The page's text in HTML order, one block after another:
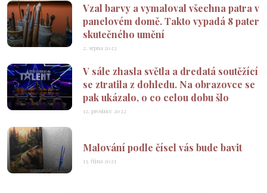
Vzal barvy a vymaloval všechna patra v
panelovém domě. Takto vypadá 8 pater
skutečného umění
2. srpna 2023
V sále zhasla světla a dredatá soutěžící
se ztratila z dohledu. Na obrazovce se
pak ukázalo, o co celou dobu šlo
12. prosince 2022
Malování podle čísel vás bude bavit
13. října 2021